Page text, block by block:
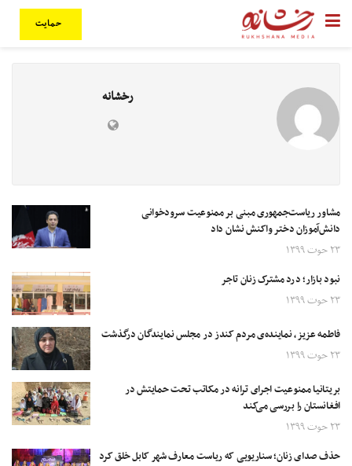
حمایت
رخشانه
مشاور ریاست‌جمهوری مبنی بر ممنوعیت سرودخوانی
دانش‌آموزان دختر واکنش نشان داد
۲۳ حوت ۱۳۹۹
نبود بازار؛ درد مشترک زنان تاجر
۲۳ حوت ۱۳۹۹
فاطمه عزیز، نماینده‌ی مردم کندز در مجلس نمایندگان درگذشت
۲۳ حوت ۱۳۹۹
بریتانیا ممنوعیت اجرای ترانه در مکاتب تحت حمایتش در
افغانستان را بررسی می‌کند
۲۳ حوت ۱۳۹۹
حذف صدای زنان؛ سناریویی که ریاست معارف شهر کابل خلق کرد